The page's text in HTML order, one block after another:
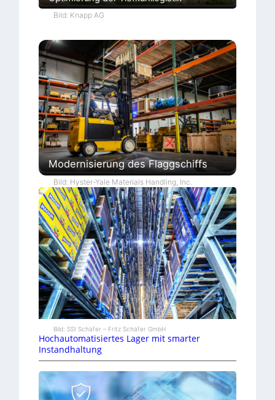
Bild: Knapp AG
Modernisierung des Flaggschiffs
Bild: Hyster-Yale Materials Handling, Inc.
Bild: SSI Schäfer – Fritz Schäfer GmbH
Hochautomatisiertes Lager mit smarter
Instandhaltung